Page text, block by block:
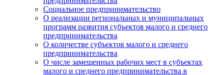
Социальное предпринимательство
О реализации региональных и муниципальных
программ развития субъектов малого и среднего
предпринимательства
О количестве субъектов малого и среднего
предпринимательства
О числе замещенных рабочих мест в субъектах
малого и среднего предпринимательства в